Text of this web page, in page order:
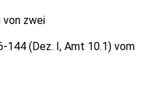
von zwei
144 (Dez. I, Amt 10.1) vom